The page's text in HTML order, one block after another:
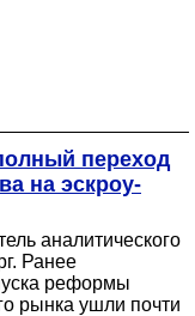
переход
на эскроу-
аналитического
Ранее
реформы
рынка ушли почти